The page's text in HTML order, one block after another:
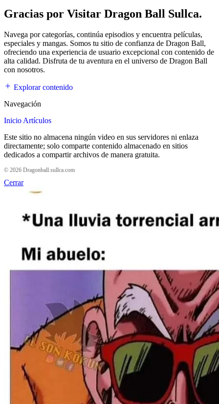
Gracias por Visitar Dragon Ball Sullca.
Navega por categorías, continúa episodios y encuentra películas,
especiales y mangas. Somos tu sitio de confianza de Dragon Ball,
ofreciendo una experiencia de usuario excepcional con contenido de
alta calidad. Disfruta de tu aventura en el universo de Dragon Ball
con nosotros.
Explorar contenido
Navegación
Inicio Artículos
Este sitio no almacena ningún video en sus servidores ni enlaza
directamente; solo comparte contenido almacenado en sitios
dedicados a compartir archivos de manera gratuita.
© 2026 Dragonball.sullca.com
Cerrar